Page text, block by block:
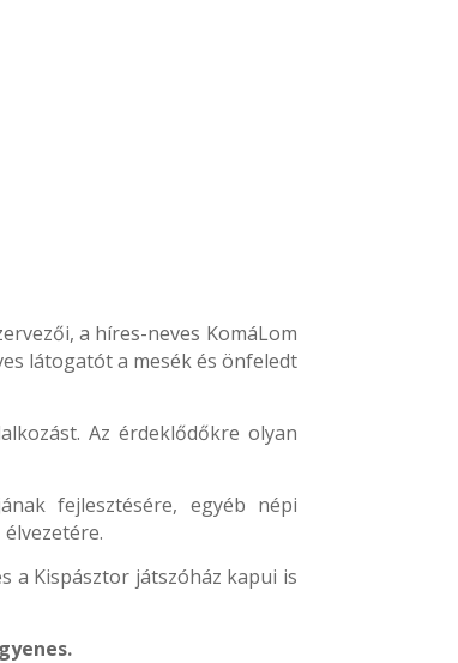
a híres-neves KomáLom
látogatót a mesék és önfeledt
Az érdeklődőkre olyan
fejlesztésére, egyéb népi
a Kispásztor játszóház kapui is